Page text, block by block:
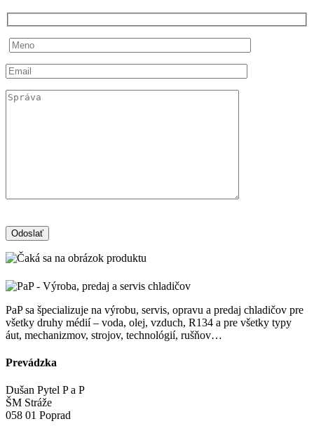
PaP sa špecializuje na výrobu, servis, opravu a predaj chladičov pre
všetky druhy médií – voda, olej, vzduch, R134 a pre všetky typy
áut, mechanizmov, strojov, technológií, rušňov…
Prevádzka
Dušan Pytel P a P
ŠM Stráže
058 01 Poprad